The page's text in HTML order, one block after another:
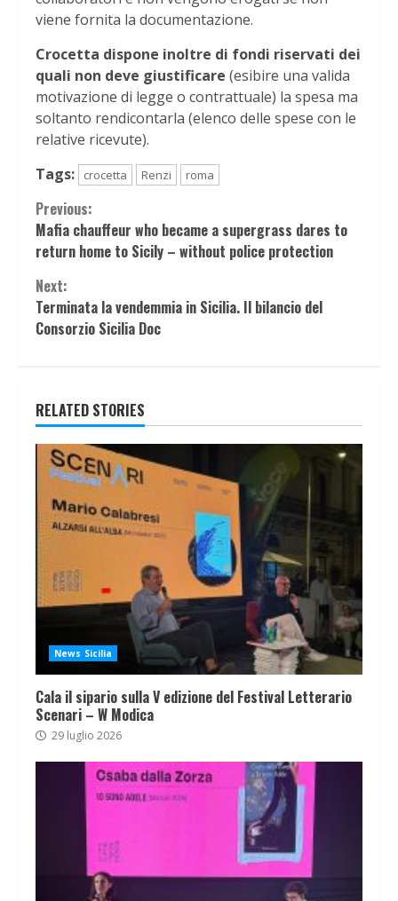
viene fornita la documentazione.
Crocetta dispone inoltre di fondi riservati dei
quali non deve giustificare (esibire una valida
motivazione di legge o contrattuale) la spesa ma
soltanto rendicontarla (elenco delle spese con le
relative ricevute).
Tags:
crocetta Renzi roma
Continue
Reading
Previous:
Mafia chauffeur who became a supergrass dares to
return home to Sicily – without police protection
Next:
Terminata la vendemmia in Sicilia. Il bilancio del
Consorzio Sicilia Doc
RELATED STORIES
News Sicilia
Cala il sipario sulla V edizione del Festival Letterario
Scenari – W Modica
29 luglio 2026